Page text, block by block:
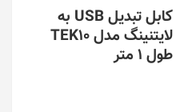
کابل تبدیل USB به
لایتنینگ مدل TEK10
طول 1 متر